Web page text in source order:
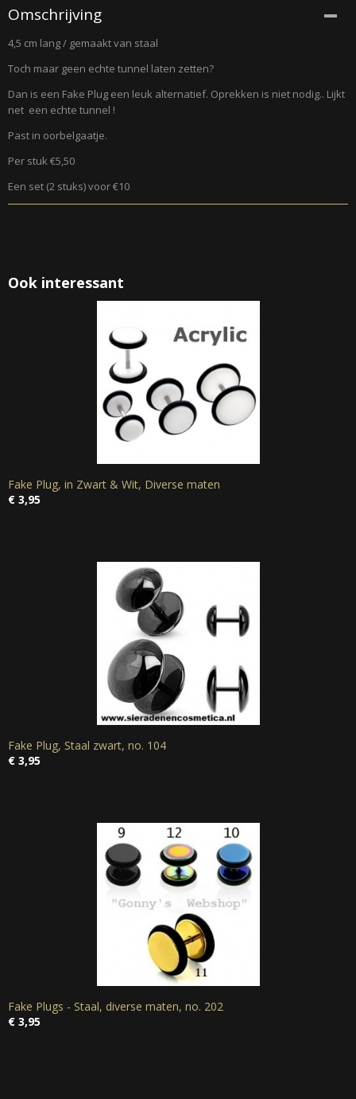
Productcode
106-131
Omschrijving
4,5 cm lang / gemaakt van staal
Toch maar geen echte tunnel laten zetten?
Dan is een Fake Plug een leuk alternatief. Oprekken is niet nodig.. Lijkt
net een echte tunnel !
Past in oorbelgaatje.
Per stuk €5,50
Een set (2 stuks) voor €10
Ook interessant
Fake Plug, in Zwart & Wit, Diverse maten
€ 3,95
Fake Plug, Staal zwart, no. 104
€ 3,95
Fake Plugs - Staal, diverse maten, no. 202
€ 3,95